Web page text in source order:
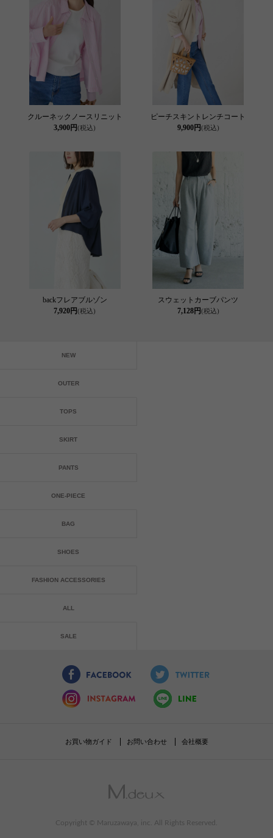
クルーネックノースリニット
3,900円(税込)
ピーチスキントレンチコート
9,900円(税込)
backフレアブルゾン
7,920円(税込)
スウェットカーブパンツ
7,128円(税込)
NEW
OUTER
TOPS
SKIRT
PANTS
ONE-PIECE
BAG
SHOES
FASHION ACCESSORIES
ALL
SALE
お買い物ガイド お問い合わせ 会社概要
Copyright © Maruzawaya, inc. All Rights Reserved.